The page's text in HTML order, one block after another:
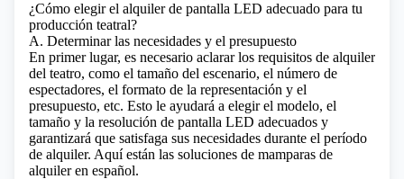
¿Cómo elegir el alquiler de pantalla LED adecuado para tu
producción teatral?
A. Determinar las necesidades y el presupuesto
En primer lugar, es necesario aclarar los requisitos de alquiler
del teatro, como el tamaño del escenario, el número de
espectadores, el formato de la representación y el
presupuesto, etc. Esto le ayudará a elegir el modelo, el
tamaño y la resolución de pantalla LED adecuados y
garantizará que satisfaga sus necesidades durante el período
de alquiler. Aquí están las soluciones de mamparas de
alquiler en español.